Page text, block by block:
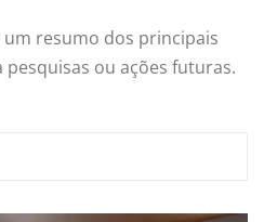
resumo dos principais
ou ações futuras.